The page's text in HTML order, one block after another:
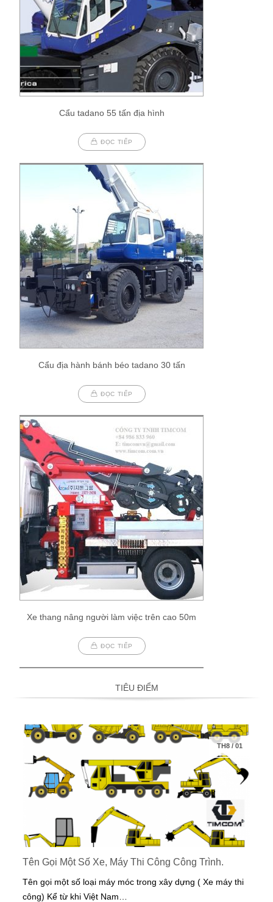
Cẩu tadano 55 tấn địa hình
ĐỌC TIẾP
Cẩu địa hành bánh béo tadano 30 tấn
ĐỌC TIẾP
Xe thang nâng người làm việc trên cao 50m
ĐỌC TIẾP
TIÊU ĐIỂM
TH8/01
Tên Gọi Một Số Xe, Máy Thi Công Công Trình.
Tên gọi một số loại máy móc trong xây dựng ( Xe máy thi
công) Kể từ khi Việt Nam…